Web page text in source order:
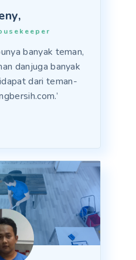
banyak teman,
danjuga banyak
dari teman-